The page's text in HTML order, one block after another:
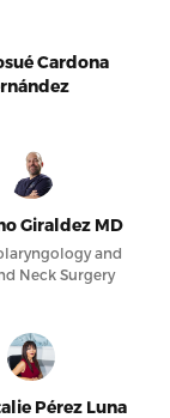
Cardona
Giraldez MD
and
Neck Surgery
Pérez Luna